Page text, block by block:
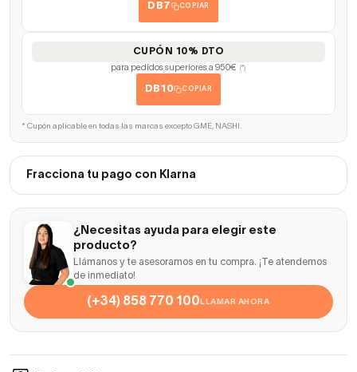
DB7 COPIAR
CUPÓN 10% DTO
para pedidos superiores a 950€ (*)
DB10 COPIAR
* Cupón aplicable en todas las marcas excepto GME, NASHI.
Fracciona tu pago con Klarna
¿Necesitas ayuda para elegir este
producto?
Llámanos y te asesoramos en tu compra. ¡Te atendemos
de inmediato!
(+34) 858 770 100LLAMAR AHORA